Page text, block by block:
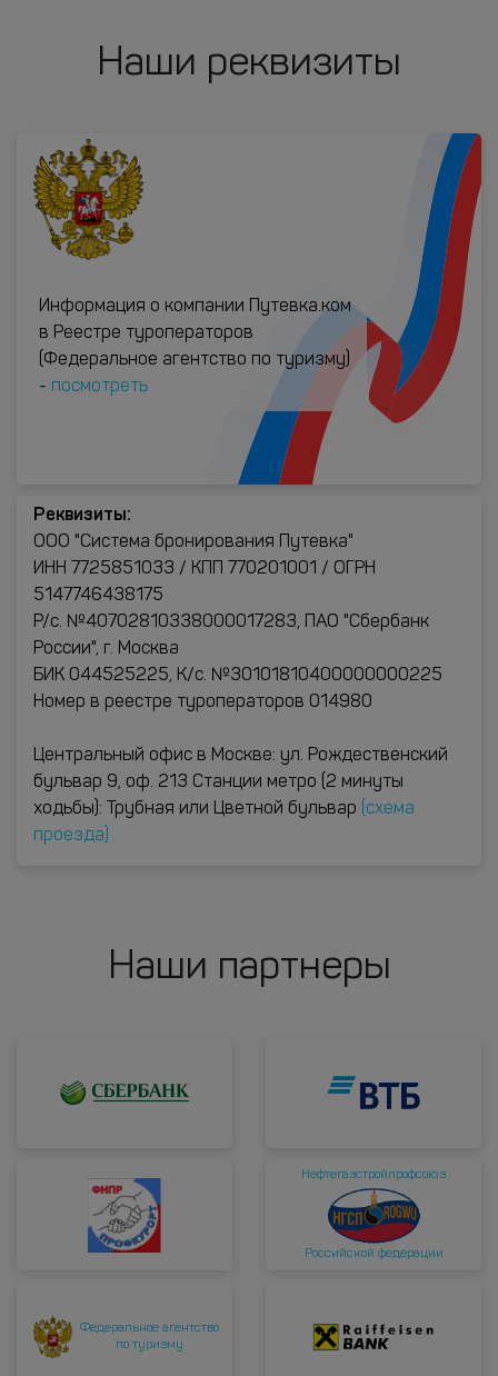
Наши реквизиты
Информация о компании Путевка.ком
в Реестре туроператоров
(Федеральное агентство по туризму)
- посмотреть
Реквизиты:
ООО "Система бронирования Путевка"
ИНН 7725851033 / КПП 770201001 / ОГРН
5147746438175
Р/с. №40702810338000017283, ПАО "Сбербанк
России", г. Москва
БИК 044525225, К/с. №30101810400000000225
Номер в реестре туроператоров 014980
Центральный офис в Москве: ул. Рождественский
бульвар 9, оф. 213 Станции метро (2 минуты
ходьбы): Трубная или Цветной бульвар
(схема
проезда)
Наши партнеры
Нефтегазстройпрофсоюз
Российской федерации
Федеральное агентство
по туризму